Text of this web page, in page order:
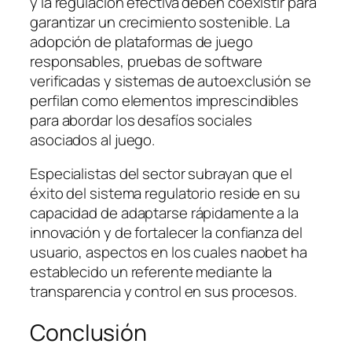
garantizar un crecimiento sostenible. La
adopción de plataformas de juego
responsables, pruebas de software
verificadas y sistemas de autoexclusión se
perfilan como elementos imprescindibles
para abordar los desafíos sociales
asociados al juego.
Especialistas del sector subrayan que el
éxito del sistema regulatorio reside en su
capacidad de adaptarse rápidamente a la
innovación y de fortalecer la confianza del
usuario, aspectos en los cuales naobet ha
establecido un referente mediante la
transparencia y control en sus procesos.
Conclusión